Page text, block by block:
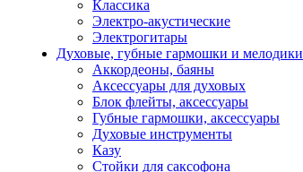
Классика
Электро-акустические
Электрогитары
Духовые, губные гармошки и мелодики
Аккордеоны, баяны
Аксессуары для духовых
Блок флейты, аксессуары
Губные гармошки, аксессуары
Духовые инструменты
Казу
Стойки для саксофона